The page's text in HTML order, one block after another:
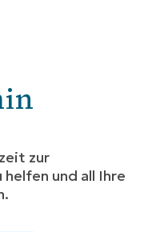
zur
helfen und all Ihre